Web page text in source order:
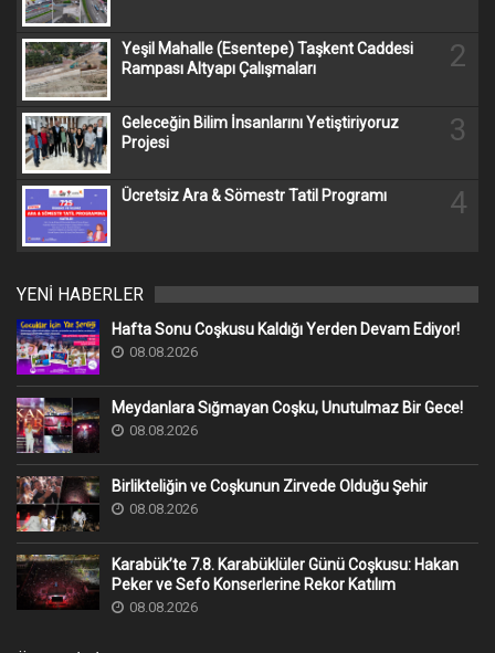
Yeşil Mahalle (Esentepe) Taşkent Caddesi
Rampası Altyapı Çalışmaları
2
Geleceğin Bilim İnsanlarını Yetiştiriyoruz
Projesi
3
Ücretsiz Ara & Sömestr Tatil Programı 4
YENİ HABERLER
Hafta Sonu Coşkusu Kaldığı Yerden Devam Ediyor!
08.08.2026
Meydanlara Sığmayan Coşku, Unutulmaz Bir Gece!
08.08.2026
Birlikteliğin ve Coşkunun Zirvede Olduğu Şehir
08.08.2026
Karabük’te 7.8. Karabüklüler Günü Coşkusu: Hakan
Peker ve Sefo Konserlerine Rekor Katılım
08.08.2026